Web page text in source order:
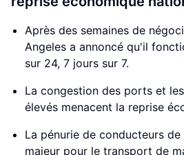
Après des semaines de
Angeles a annoncé qu'il
sur 24, 7 jours sur 7.
La congestion des ports et
élevés menacent la reprise
La pénurie de conducteurs
majeur pour le transport de